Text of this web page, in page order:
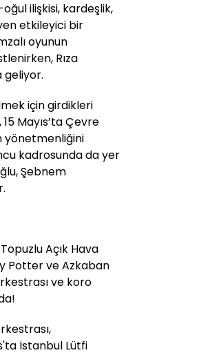
ilişkisi, kardeşlik,
etkileyici bir
oyunun
Rıza
geliyor.
için girdikleri
Mayıs’ta Çevre
yönetmenliğini
kadrosunda da yer
Şebnem
Açık Hava
Potter ve Azkaban
ve koro
İstanbul Lütfi